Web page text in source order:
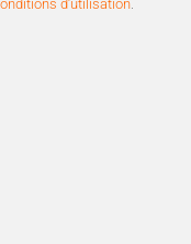
d’utilisation.